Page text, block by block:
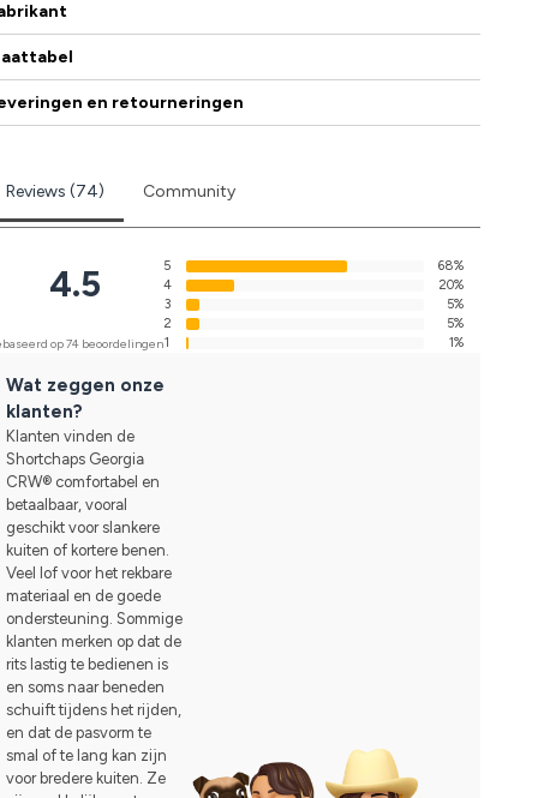
en retourneringen
Reviews (74) Community
4.5
op 74 beoordelingen
5
68%
4
20%
3
5%
2
5%
1
1%
Wat zeggen onze
klanten?
Klanten vinden de
Shortchaps Georgia
CRW® comfortabel en
betaalbaar, vooral
geschikt voor slankere
kuiten of kortere benen.
Veel lof voor het rekbare
materiaal en de goede
ondersteuning. Sommige
klanten merken op dat de
rits lastig te bedienen is
en soms naar beneden
schuift tijdens het rijden,
en dat de pasvorm te
smal of te lang kan zijn
voor bredere kuiten. Ze